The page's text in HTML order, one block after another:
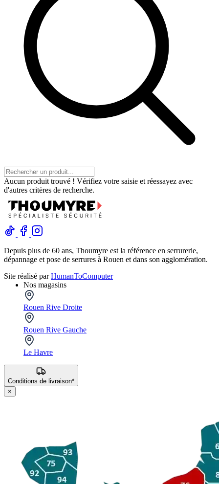
Aucun produit trouvé ! Vérifiez votre saisie et réessayez avec
d'autres critères de recherche.
Depuis plus de 60 ans, Thoumyre est la référence en serrurerie,
dépannage et pose de serrures à Rouen et dans son agglomération.
Site réalisé parHumanToComputer
Nos magasins
Rouen Rive Droite
Rouen Rive Gauche
Le Havre
Conditions de livraison*
×